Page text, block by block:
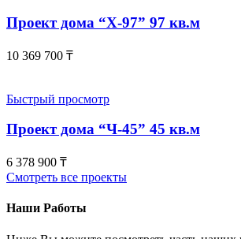
Проект дома “Х-97” 97 кв.м
10 369 700 ₸
Быстрый просмотр
Проект дома “Ч-45” 45 кв.м
6 378 900 ₸
Смотреть все проекты
Наши Работы